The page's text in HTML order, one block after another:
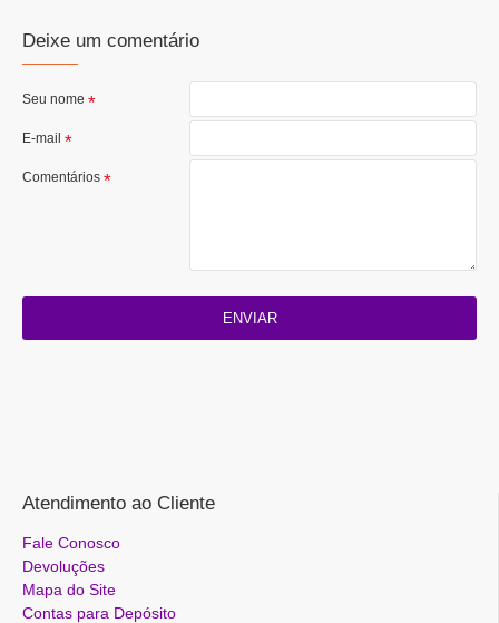
Deixe um comentário
Seu nome
E-mail
Comentários
ENVIAR
Atendimento ao Cliente
Fale Conosco
Devoluções
Mapa do Site
Contas para Depósito